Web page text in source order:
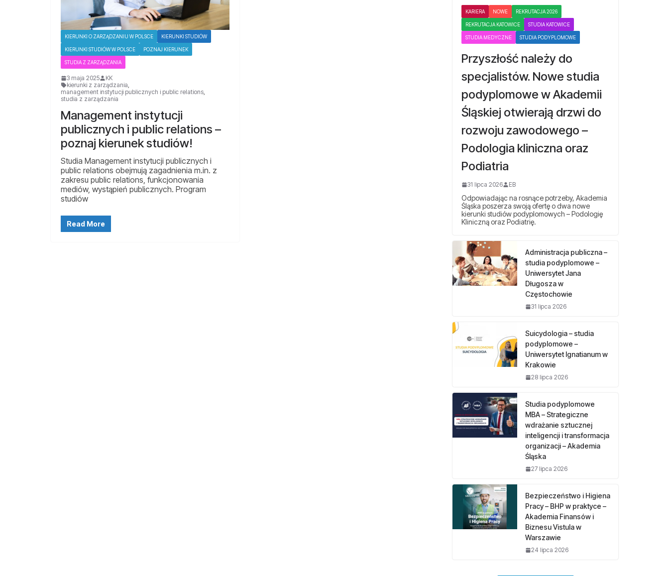
KIERUNKI O ZARZĄDZANIU W POLSCE KIERUNKI STUDIÓW
KIERUNKI STUDIÓW W POLSCE POZNAJ KIERUNEK
STUDIA Z ZARZĄDZANIA
3 maja 2025
KK
kierunki z zarządzania,
management instytucji publicznych i public relations,
studia z zarządzania
Management instytucji
publicznych i public relations –
poznaj kierunek studiów!
Studia Management instytucji publicznych i
public relations obejmują zagadnienia m.in. z
zakresu public relations, funkcjonowania
mediów, wystąpień publicznych. Program
studiów
Read More
KARIERA NOWE REKRUTACJA 2026
REKRUTACJA KATOWICE STUDIA KATOWICE
STUDIA MEDYCZNE STUDIA PODYPLOMOWE
Przyszłość należy do
specjalistów. Nowe studia
podyplomowe w Akademii
Śląskiej otwierają drzwi do
rozwoju zawodowego –
Podologia kliniczna oraz
Podiatria
31 lipca 2026 EB
Odpowiadając na rosnące potrzeby, Akademia
Śląska poszerza swoją ofertę o dwa nowe
kierunki studiów podyplomowych – Podologię
Kliniczną oraz Podiatrię.
Administracja publiczna –
studia podyplomowe –
Uniwersytet Jana
Długosza w
Częstochowie
31 lipca 2026
Suicydologia – studia
podyplomowe –
Uniwersytet Ignatianum w
Krakowie
28 lipca 2026
Studia podyplomowe
MBA – Strategiczne
wdrażanie sztucznej
inteligencji i transformacja
organizacji – Akademia
Śląska
27 lipca 2026
Bezpieczeństwo i Higiena
Pracy – BHP w praktyce –
Akademia Finansów i
Biznesu Vistula w
Warszawie
24 lipca 2026